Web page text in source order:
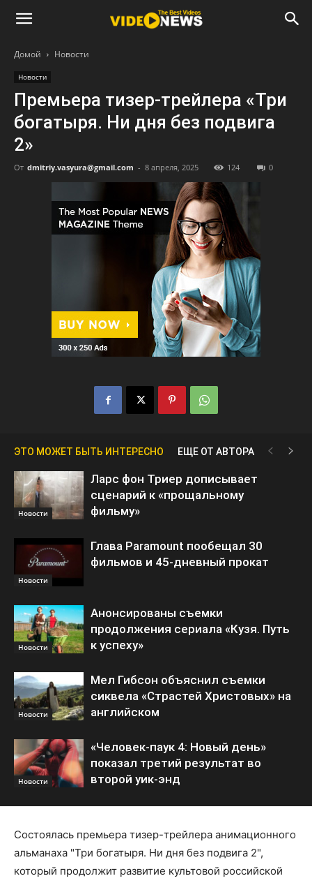
Домой Новости
Новости
Премьера тизер-трейлера «Три
богатыря. Ни дня без подвига
2»
От dmitriy.vasyura@gmail.com - 8 апреля, 2025 124 0
ЭТО МОЖЕТ БЫТЬ ИНТЕРЕСНО ЕЩЕ ОТ АВТОРА
Новости
Ларс фон Триер дописывает
сценарий к «прощальному
фильму»
Новости
Глава Paramount пообещал 30
фильмов и 45-дневный прокат
Новости
Анонсированы съемки
продолжения сериала «Кузя. Путь
к успеху»
Новости
Мел Гибсон объяснил съемки
сиквела «Страстей Христовых» на
английском
Новости
«Человек-паук 4: Новый день»
показал третий результат во
второй уик-энд
Состоялась премьера тизер-трейлера анимационного
альманаха "Три богатыря. Ни дня без подвига 2",
который продолжит развитие культовой российской